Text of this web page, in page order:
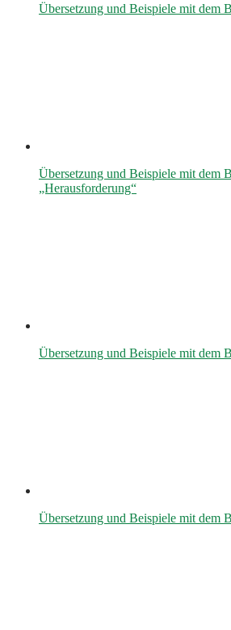
Übersetzung und Beispiele mit dem
Übersetzung und Beispiele mit dem
„Herausforderung“
Übersetzung und Beispiele mit dem
Übersetzung und Beispiele mit dem